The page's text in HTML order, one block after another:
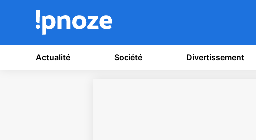
Actualité Société Divertissement